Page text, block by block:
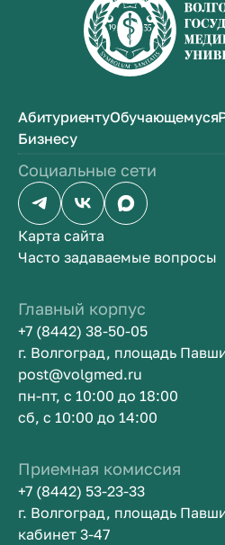
АбитуриентуОбучающемуся
Бизнесу
Социальные сети
Карта сайта
Часто задаваемые вопросы
Главный корпус
+7 (8442) 38-50-05
г. Волгоград, площадь
post@volgmed.ru
пн-пт, с 10:00 до 18:00
сб, с 10:00 до 14:00
Приемная комиссия
+7 (8442) 53-23-33
г. Волгоград, площадь
кабинет 3-47